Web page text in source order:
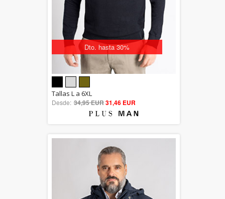
Dto. hasta 30%
out of 5
Tallas L a 6XL
Desde: 34,95 EUR31,46 EUR